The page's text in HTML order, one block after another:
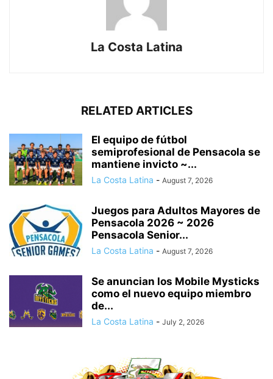
La Costa Latina
RELATED ARTICLES
El equipo de fútbol
semiprofesional de Pensacola se
mantiene invicto ~...
La Costa Latina - August 7, 2026
Juegos para Adultos Mayores de
Pensacola 2026 ~ 2026
Pensacola Senior...
La Costa Latina - August 7, 2026
Se anuncian los Mobile Mysticks
como el nuevo equipo miembro
de...
La Costa Latina - July 2, 2026